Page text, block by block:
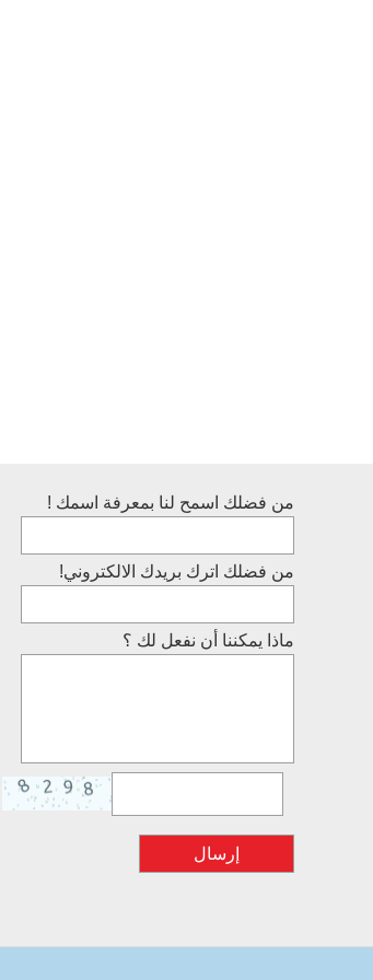
من فضلك اسمح لنا بمعرفة اسمك !
من فضلك اترك بريدك الالكتروني!
ماذا يمكننا أن نفعل لك ؟
إرسال